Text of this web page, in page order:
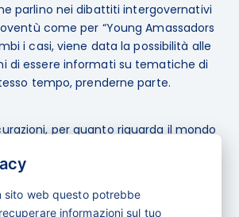
parlino nei dibattiti intergovernativi
come per “Young Amassadors
i casi, viene data la possibilità alle
di essere informati su tematiche di
tempo, prenderne parte.
per quanto riguarda il mondo
Infatti, spesso l’ambito
offrono corsi teorici, ma per il lavoro
sito web questo potrebbe
informazioni sul tuo